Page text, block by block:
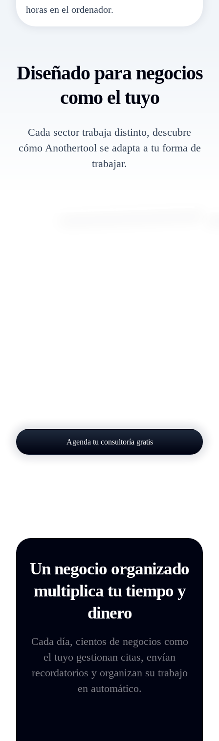
horas en el ordenador.
Diseñado para negocios
como el tuyo
Cada sector trabaja distinto, descubre
cómo Anothertool se adapta a tu forma de
trabajar.
Agenda tu consultoría gratis
Un negocio organizado
multiplica tu tiempo y
dinero
Cada día, cientos de negocios como
el tuyo gestionan citas, envían
recordatorios y organizan su trabajo
en automático.